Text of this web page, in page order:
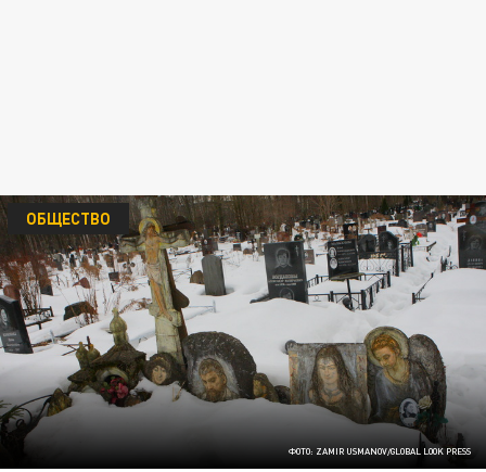
ФОТО: ZAMIR USMANOV/GLOBAL LOOK PRESS
ОБЩЕСТВО